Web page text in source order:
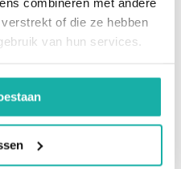
of die ze hebben
van hun services.
02 / 03 / 2021
Zorgprofessionals